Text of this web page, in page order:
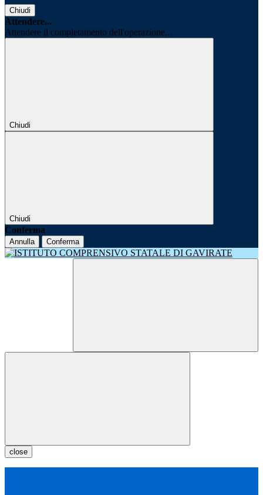
Chiudi
Attendere...
Attendere il completamento dell'operazione...
Chiudi
Chiudi
Conferma
Annulla Conferma
close